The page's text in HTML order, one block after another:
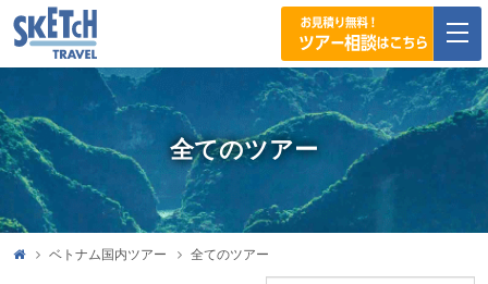
全てのツアー
ベトナム国内ツアー 全てのツアー